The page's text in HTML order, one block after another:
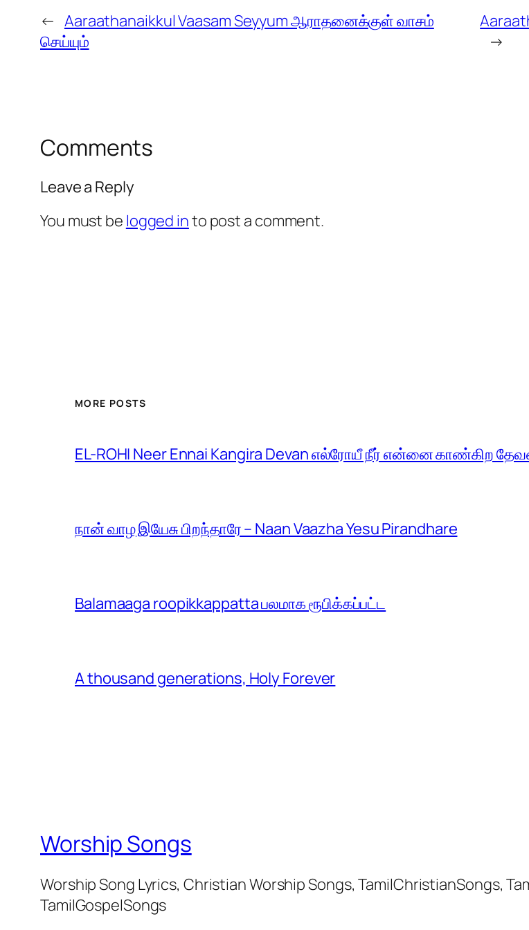
← Aaraathanaikkul Vaasam Seyyum ஆராதனைக்குள் வாசம்
செய்யும்
→
Comments
Leave a Reply
You must be logged into post a comment.
MORE POSTS
EL-ROHI Neer Ennai Kangira Devan எல்ரோயீ நீர் என்னை காண்கிற
நான் வாழ இயேசு பிறந்தாரே – Naan Vaazha Yesu Pirandhare
Balamaaga roopikkappatta பலமாக ரூபிக்கப்பட்ட
A thousand generations, Holy Forever
Worship Songs
Worship Song Lyrics, Christian Worship Songs, TamilChristianSongs,
TamilGospelSongs